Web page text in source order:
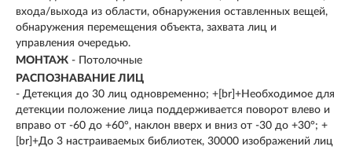
входа/выхода из области, обнаружения оставленных вещей,
обнаружения перемещения объекта, захвата лиц и
управления очередью.
МОНТАЖ - Потолочные
РАСПОЗНАВАНИЕ ЛИЦ
- Детекция до 30 лиц одновременно; +[br]+Необходимое для
детекции положение лица поддерживается поворот влево и
вправо от -60 до +60°, наклон вверх и вниз от -30 до +30°; +
[br]+До 3 настраиваемых библиотек, 30000 изображений лиц